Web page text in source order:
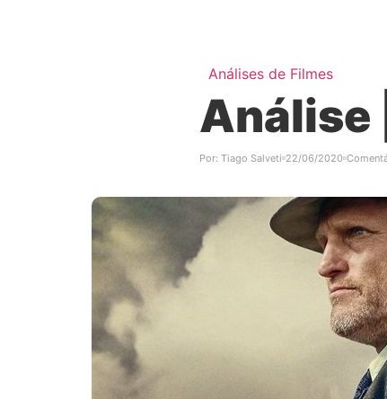
Análises de Filmes
Análise
Por: Tiago Salveti 22/06/2020